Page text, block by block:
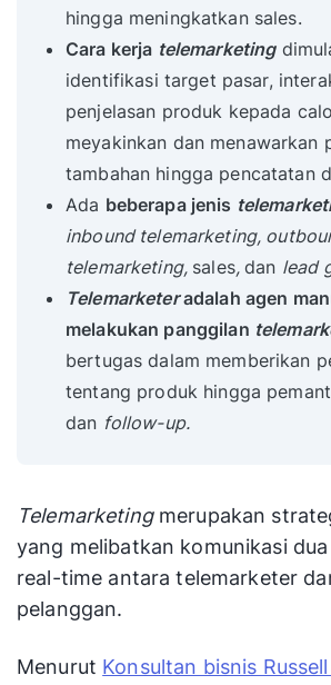
hingga meningkatkan sales.
Cara kerja telemarketing
identifikasi target pasar,
penjelasan produk kepada
meyakinkan dan menawarkan
tambahan hingga pencatatan
Ada beberapa jenis
inbound telemarketing,
telemarketing, sales,dan lead
Telemarketeradalah agen
melakukan panggilan
bertugas dalam memberikan
tentang produk hingga
dan follow-up.
Telemarketing merupakan
yang melibatkan komunikasi
real-time antara telemarketer
pelanggan.
Menurut Konsultan bisnis